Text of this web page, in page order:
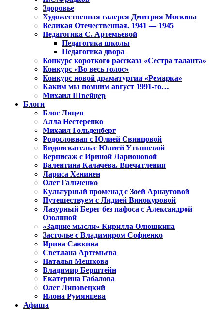
Здоровье
Художественная галерея Дмитрия Москина
Великая Отечественная. 1941 — 1945
Педагогика С. Артемьевой
Педагогика школы
Педагогика двора
Конкурс короткого рассказа «Сестра таланта»
Конкурс «Во весь голос»
Конкурс новой драматургии «Ремарка»
Каким мы помним август 1991-го…
Михаил Швейцер
Блоги
Блог Лицея
Алла Нестеренко
Михаил Гольденберг
Родословная с Юлией Свинцовой
Видоискатель с Юлией Утышевой
Вернисаж с Ириной Ларионовой
Валентина Калачёва. Впечатления
Лариса Хенинен
Олег Гальченко
Культурный променад с Зоей Арнаутовой
Путешествуем с Лидией Винокуровой
Лазурный Берег без пафоса с Александрой
Озолиной
«Задние мысли» Кирилла Олюшкина
Застолье с Владимиром Софиенко
Ирина Савкина
Светлана Артемьева
Наталья Мешкова
Владимир Берштейн
Екатерина Габалова
Олег Липовецкий
Илона Румянцева
Афиша